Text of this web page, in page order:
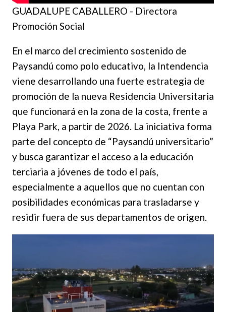
GUADALUPE CABALLERO - Directora
Promoción Social
En el marco del crecimiento sostenido de
Paysandú como polo educativo, la Intendencia
viene desarrollando una fuerte estrategia de
promoción de la nueva Residencia Universitaria
que funcionará en la zona de la costa, frente a
Playa Park, a partir de 2026. La iniciativa forma
parte del concepto de “Paysandú universitario”
y busca garantizar el acceso a la educación
terciaria a jóvenes de todo el país,
especialmente a aquellos que no cuentan con
posibilidades económicas para trasladarse y
residir fuera de sus departamentos de origen.